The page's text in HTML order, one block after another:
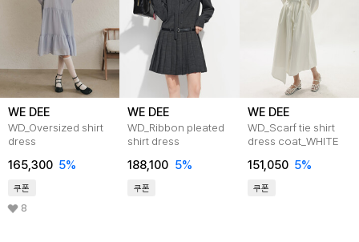
WE DEE
WD_Oversized shirt
dress
165,300 5%
쿠폰
8
WE DEE
WD_Ribbon pleated
shirt dress
188,100 5%
쿠폰
WE DEE
WD_Scarf tie shirt
dress coat_WHITE
151,050 5%
쿠폰